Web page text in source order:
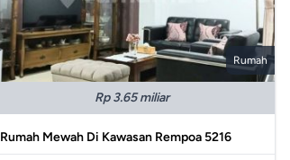
Rumah
Rp 3.65 miliar
Rumah Mewah Di Kawasan Rempoa 5216